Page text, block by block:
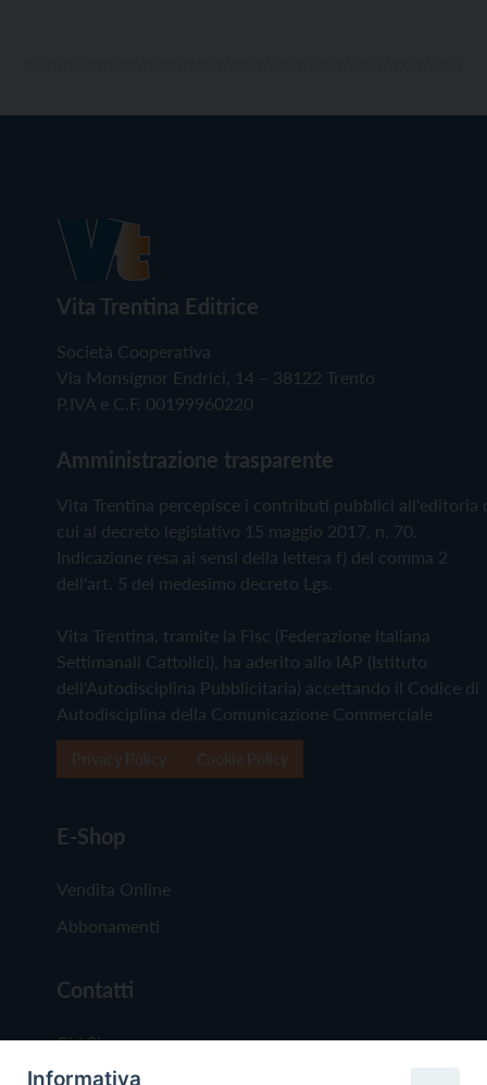
Vita Trentina Editrice
Società Cooperativa
Via Monsignor Endrici, 14 – 38122 Trento
P.IVA e C.F. 00199960220
Amministrazione trasparente
Vita Trentina percepisce i contributi pubblici all'editoria
cui al decreto legislativo 15 maggio 2017, n. 70.
Indicazione resa ai sensi della lettera f) del comma 2
dell'art. 5 del medesimo decreto Lgs.
Vita Trentina, tramite la Fisc (Federazione Italiana
Settimanali Cattolici), ha aderito allo IAP (Istituto
dell'Autodisciplina Pubblicitaria) accettando il Codice di
Autodisciplina della Comunicazione Commerciale
E-Shop
Vendita Online
Abbonamenti
Contatti
Chi Siamo
Redazione
Informativa